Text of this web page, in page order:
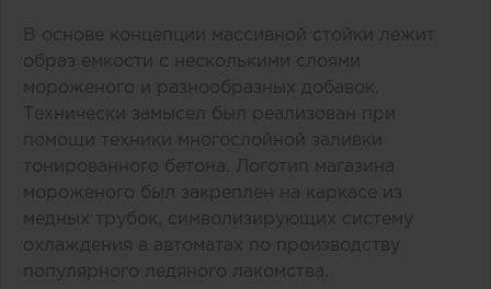
В основе концепции массивной стойки лежит
образ емкости с несколькими слоями
мороженого и разнообразных добавок.
Технически замысел был реализован при
помощи техники многослойной заливки
тонированного бетона. Логотип магазина
мороженого был закреплен на каркасе из
медных трубок, символизирующих систему
охлаждения в автоматах по производству
популярного ледяного лакомства.